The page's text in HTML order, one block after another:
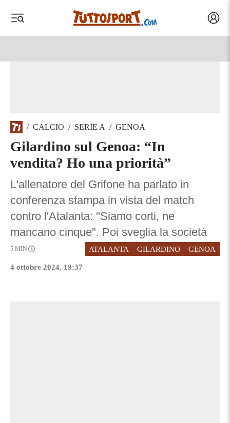
/ CALCIO / SERIE A / GENOA
Gilardino sul Genoa: “In
vendita? Ho una priorità”
L'allenatore del Grifone ha parlato in
conferenza stampa in vista del match
contro l'Atalanta: "Siamo corti, ne
mancano cinque". Poi sveglia la società
4 ottobre 2024, 19:37
5 MIN GENOA
GILARDINO
ATALANTA